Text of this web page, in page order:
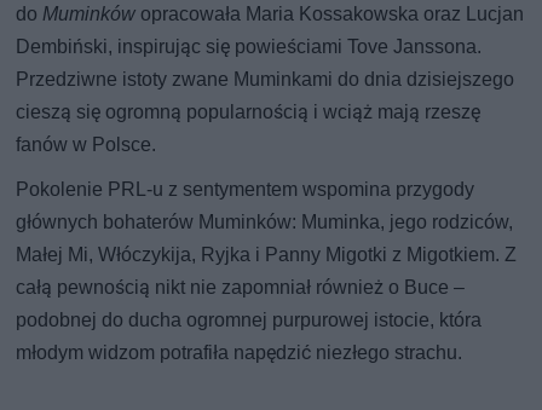
do Muminków opracowała Maria Kossakowska oraz Lucjan
Dembiński, inspirując się powieściami Tove Janssona.
Przedziwne istoty zwane Muminkami do dnia dzisiejszego
cieszą się ogromną popularnością i wciąż mają rzeszę
fanów w Polsce.
Pokolenie PRL-u z sentymentem wspomina przygody
głównych bohaterów Muminków: Muminka, jego rodziców,
Małej Mi, Włóczykija, Ryjka i Panny Migotki z Migotkiem. Z
całą pewnością nikt nie zapomniał również o Buce –
podobnej do ducha ogromnej purpurowej istocie, która
młodym widzom potrafiła napędzić niezłego strachu.